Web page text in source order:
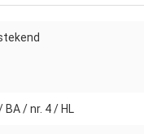
BA / nr. 4 / HL